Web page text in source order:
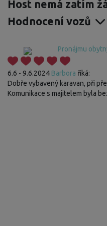
Host nemá zatím
Hodnocení vozů
Pronájmu
6.6 - 9.6.2024 Barbora říká:
Dobře vybavený karavan, při
Komunikace s majitelem byla